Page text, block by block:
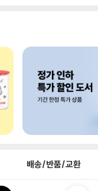
배송/반품/교환